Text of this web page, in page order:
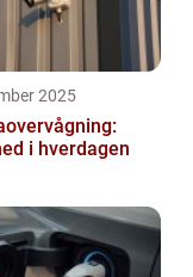
2025
i hverdagen